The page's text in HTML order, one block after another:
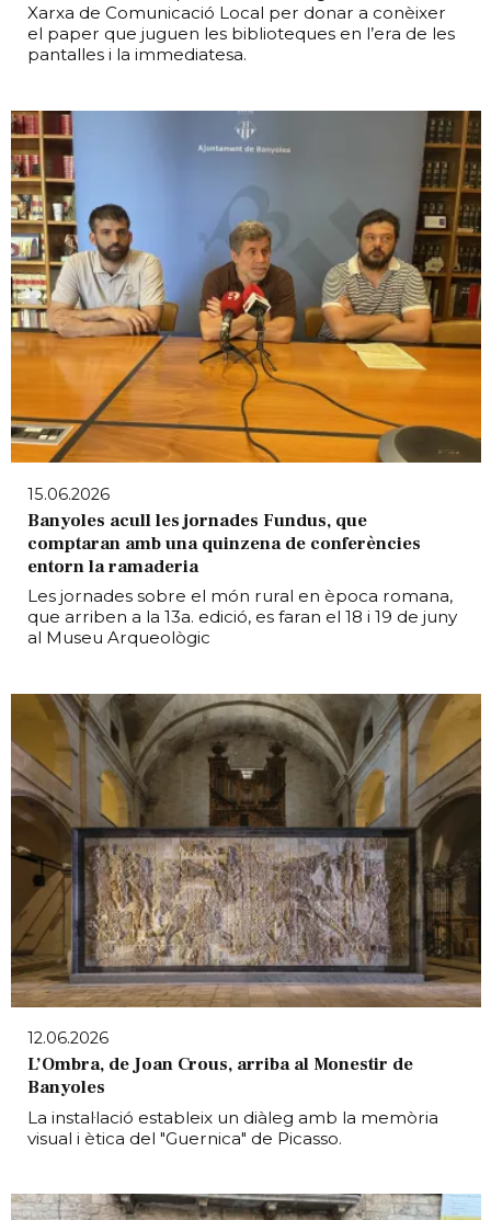
Xarxa de Comunicació Local per donar a conèixer
el paper que juguen les biblioteques en l’era de les
pantalles i la immediatesa.
15.06.2026
Banyoles acull les jornades Fundus, que
comptaran amb una quinzena de conferències
entorn la ramaderia
Les jornades sobre el món rural en època romana,
que arriben a la 13a. edició, es faran el 18 i 19 de juny
al Museu Arqueològic
12.06.2026
L’Ombra, de Joan Crous, arriba al Monestir de
Banyoles
La instal·lació estableix un diàleg amb la memòria
visual i ètica del "Guernica" de Picasso.